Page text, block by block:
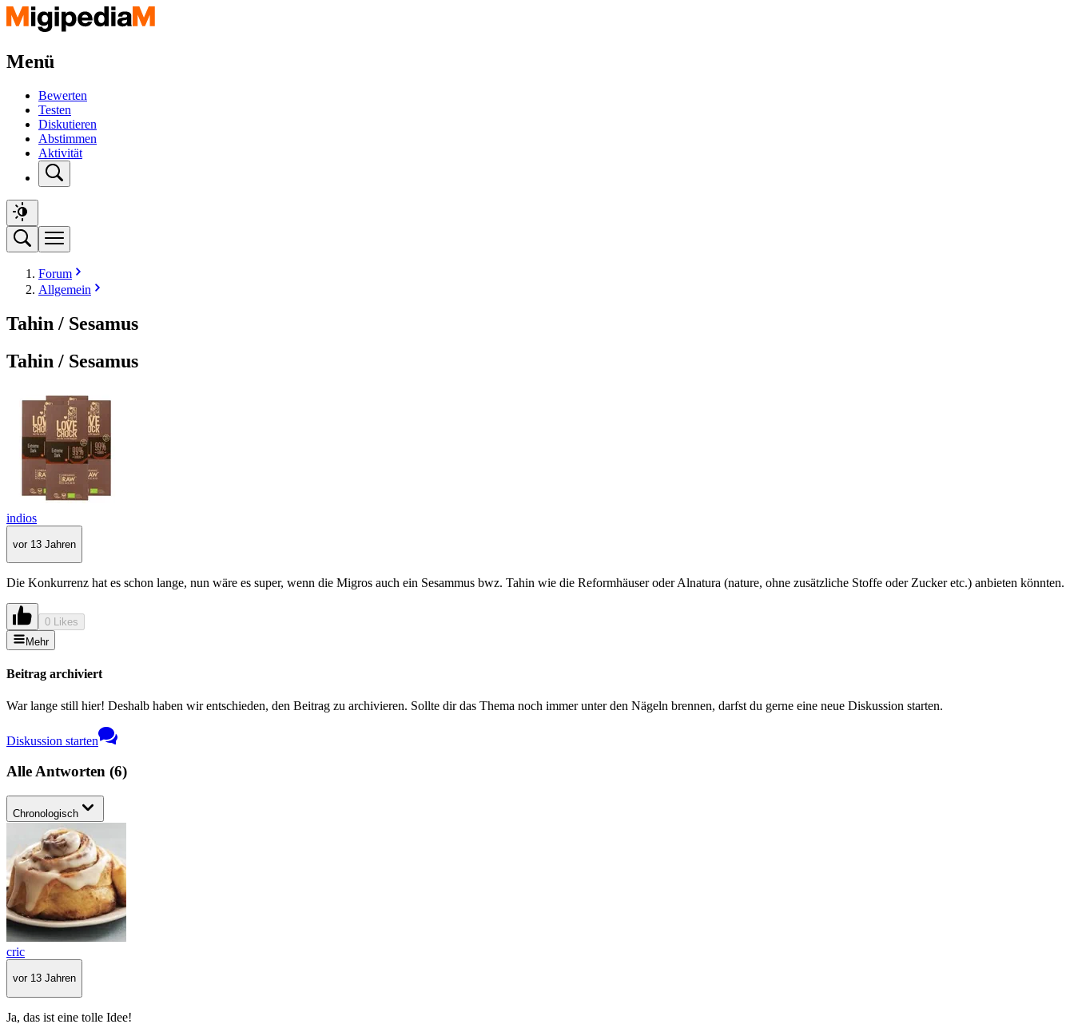
Menü
Bewerten
Testen
Diskutieren
Abstimmen
Aktivität
Forum
Allgemein
Tahin / Sesamus
Tahin / Sesamus
indios
vor 13 Jahren
Die Konkurrenz hat es schon lange, nun wäre es super, wenn die Migros auch ein Sesammus bwz. Tahin wie die Reformhäuser oder Alnatura (nature, ohne zusätzliche Stoffe oder Zucker etc.) anbieten könnten.
0 Likes
Mehr
Beitrag archiviert
War lange still hier! Deshalb haben wir entschieden, den Beitrag zu archivieren. Sollte dir das Thema noch immer unter den Nägeln brennen, darfst du gerne eine neue Diskussion starten.
Diskussion starten
Alle Antworten (6)
Chronologisch
cric
vor 13 Jahren
Ja, das ist eine tolle Idee!